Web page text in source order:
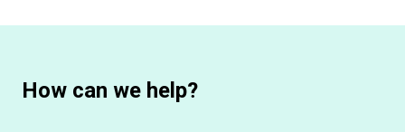
How can we help?